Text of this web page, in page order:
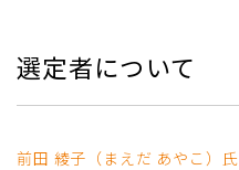
選定者について
前田 綾子（まえだ あやこ）氏